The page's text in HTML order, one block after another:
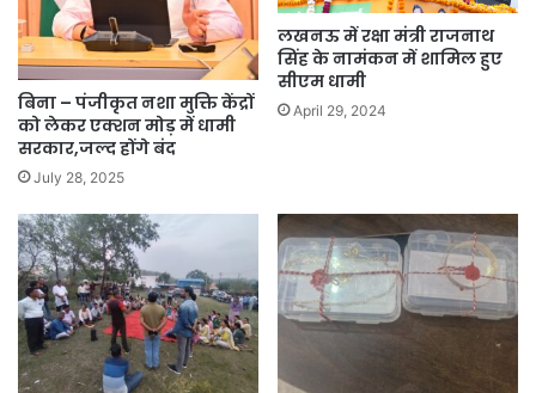
बिना – पंजीकृत नशा मुक्ति केंद्रों
को लेकर एक्शन मोड़ में धामी
सरकार,जल्द होंगे बंद
July 28, 2025
लखनऊ में रक्षा मंत्री राजनाथ
सिंह के नामंकन में शामिल हुए
सीएम धामी
April 29, 2024